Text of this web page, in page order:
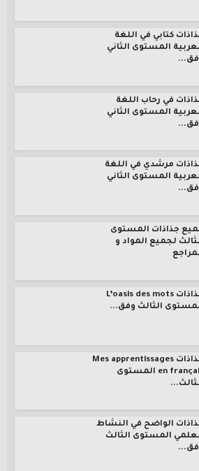
كتابي في اللغة
المستوى الثاني
في رحاب اللغة
المستوى الثاني
مرشدي في اللغة
المستوى الثاني
جذاذات المستوى
لجميع المواد و
جذاذات L’oasis des mots
الثالث وفق...
جذاذات Mes apprentissages
en français المستوى
الواضح في النشاط
المستوى الثالث